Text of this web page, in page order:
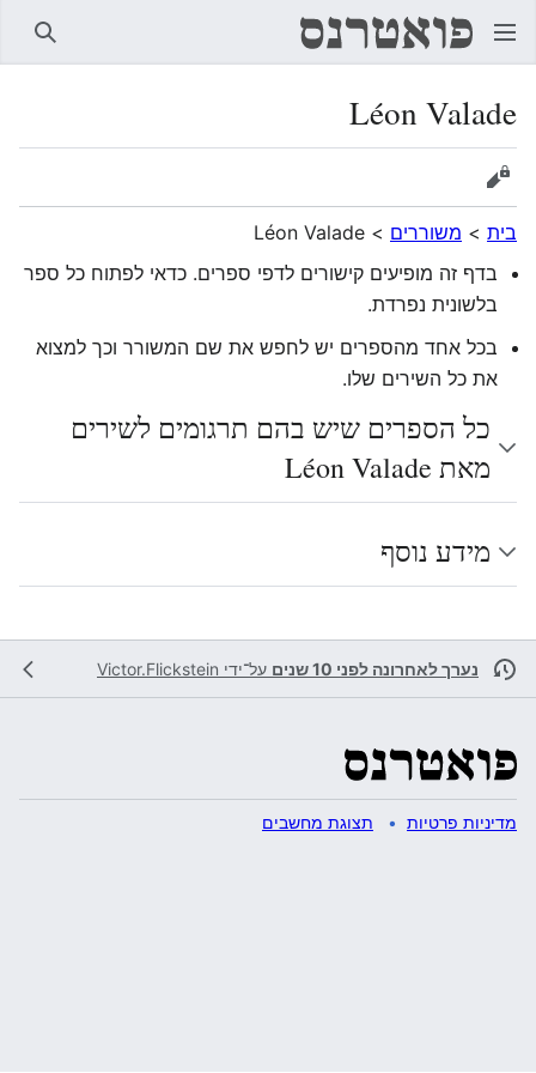
Léon Valade
הצגת מקור
בית > משוררים >
Léon Valade
בדף זה מופיעים קישורים לדפי ספרים. כדאי לפתוח כל ספר
בלשונית נפרדת.
בכל אחד מהספרים יש לחפש את שם המשורר וכך למצוא
את כל השירים שלו.
כל הספרים שיש בהם תרגומים לשירים
מאת Léon Valade
מידע נוסף
נערך לאחרונה לפני 10 שנים על־ידי Victor.Flickstein
מדיניות פרטיות תצוגת מחשבים